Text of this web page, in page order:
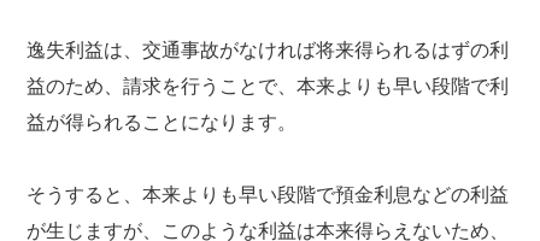
逸失利益は、交通事故がなければ将来得られるはずの利
益のため、請求を行うことで、本来よりも早い段階で利
益が得られることになります。
そうすると、本来よりも早い段階で預金利息などの利益
が生じますが、このような利益は本来得らえないため、